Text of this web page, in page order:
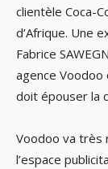
clientèle Coca-
d’Afrique. Une
Fabrice
agence Voodoo
doit épouser la
Voodoo va très
l’espace